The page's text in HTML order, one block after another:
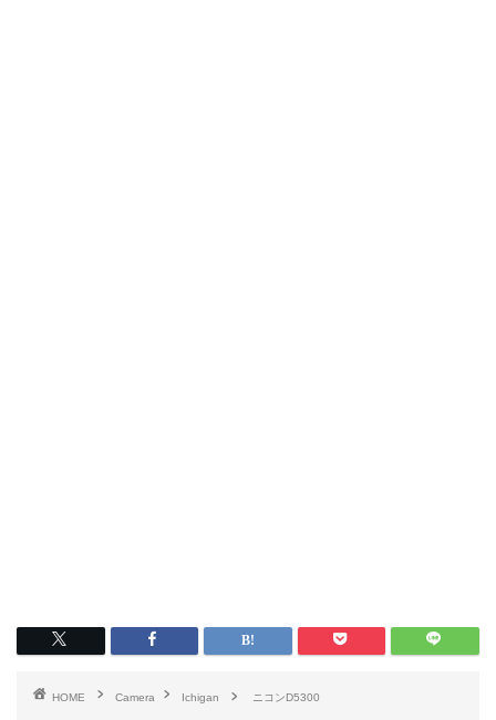
HOME Camera Ichigan ニコンD5300